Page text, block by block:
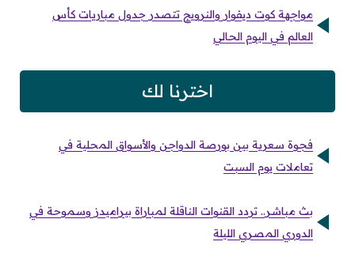
مواجهة كوت ديفوار والنرويج تتصدر جدول مباريات كأس
العالم في اليوم الحالي
اخترنا لك
فجوة سعرية بين بورصة الدواجن والأسواق المحلية في
تعاملات يوم السبت
بث مباشر.. تردد القنوات الناقلة لمباراة بيراميدز وسموحة في
الدوري المصري الليلة